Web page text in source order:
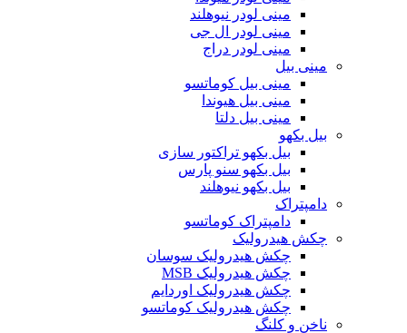
مینی لودر نیوهلند
مینی لودر ال جی
مینی لودر دراج
مینی بیل
مینی بیل کوماتسو
مینی بیل هیوندا
مینی بیل دلتا
بیل بکهو
بیل بکهو تراکتور سازی
بیل بکهو سنو پارس
بیل بکهو نیوهلند
دامپتراک
دامپتراک کوماتسو
چکش هیدرولیک
چکش هیدرولیک سوسان
چکش هیدرولیک MSB
چکش هیدرولیک اوردایم
چکش هیدرولیک کوماتسو
ناخن و کلنگ